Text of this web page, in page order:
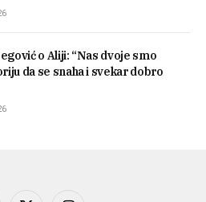
o Aliji: “Nas dvoje smo
da se snaha i svekar dobro